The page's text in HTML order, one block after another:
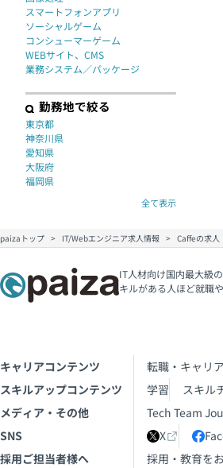
スマートフォンアプリ
ソーシャルゲーム
コンシューマーゲーム
WEBサイト、CMS
業務システム／パッケージ
勤務地で絞る
東京都
神奈川県
愛知県
大阪府
福岡県
全て表示
paizaトップ IT/Webエンジニア求人情報 Caffeの求人
IT人材向け国内最大級
キルがある人ほど就職
キャリアコンテンツ 転職・キャリア
スキルアップコンテンツ
学習 スキル
メディア・その他
Tech Team
SNS
X
採用ご担当者様へ
採用・教育を